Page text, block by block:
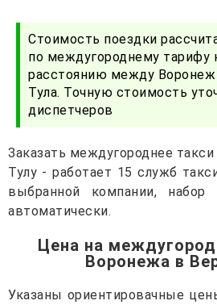
Стоимость поездки
по междугороднему тарифу
расстоянию между Воронеж
Тула. Точную стоимость
диспетчеров
Заказать междугороднее
Тулу - работает 15 служб
выбранной компании, набор
автоматически.
Цена на
Воронежа в
Указаны ориентировачные